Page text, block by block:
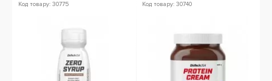
Код товару: 30775 Код товару: 30740